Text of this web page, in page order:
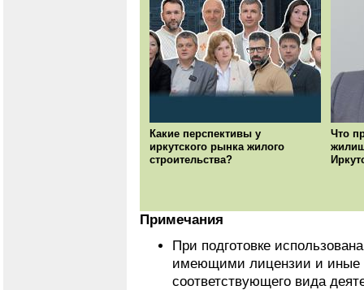
Какие перспективы у
иркутского рынка жилого
строительства?
Что
Примечания
При подготовке
имеющими лицензии и иные
соответствующего вида